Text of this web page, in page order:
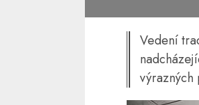
Vedení
výrazných